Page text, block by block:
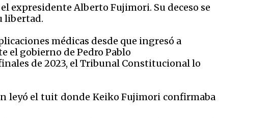
expresidente Alberto Fujimori. Su deceso se
libertad.
médicas desde que ingresó a
el gobierno de Pedro Pablo
de 2023, el Tribunal Constitucional lo
leyó el tuit donde Keiko Fujimori confirmaba